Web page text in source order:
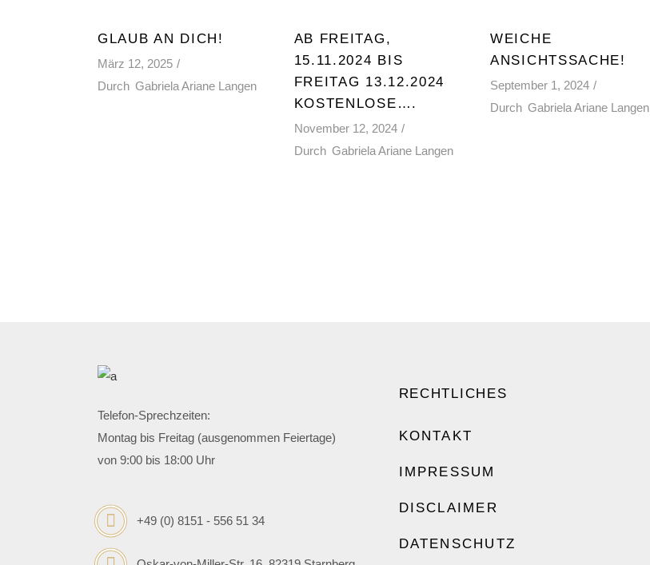
GLAUB AN DICH!
März 12, 2025
Durch Gabriela Ariane Langen
AB FREITAG,
15.11.2024 BIS
FREITAG 13.12.2024
KOSTENLOSE….
November 12, 2024
Durch Gabriela Ariane Langen
WEICHE
ANSICHTSSACHE!
September 1, 2024
Durch Gabriela Ariane Langen
Telefon-Sprechzeiten:
Montag bis Freitag (ausgenommen Feiertage)
von 9:00 bis 18:00 Uhr
+49 (0) 8151 - 556 51 34
RECHTLICHES
KONTAKT
IMPRESSUM
DISCLAIMER
DATENSCHUTZ